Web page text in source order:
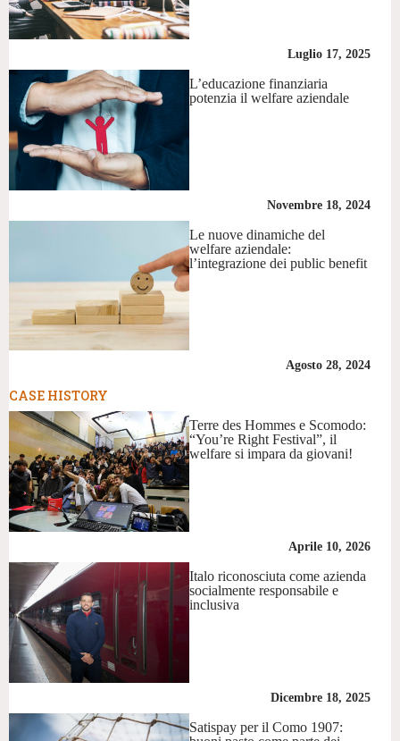
Luglio 17, 2025
L’educazione finanziaria
potenzia il welfare aziendale
Novembre 18, 2024
Le nuove dinamiche del
welfare aziendale:
l’integrazione dei public benefit
Agosto 28, 2024
CASE HISTORY
Terre des Hommes e Scomodo:
“You’re Right Festival”, il
welfare si impara da giovani!
Aprile 10, 2026
Italo riconosciuta come azienda
socialmente responsabile e
inclusiva
Dicembre 18, 2025
Satispay per il Como 1907: